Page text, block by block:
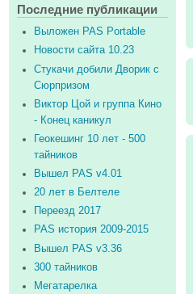
Последние публикации
Выложен PAS Portable
Новости сайта 10.23
Стукачи добили Дворик с
Сюрпризом
Виктор Цой и группа Кино
- Конец каникул
Геокешинг 10 лет - 500
тайников
Вышел PAS v4.01
20 лет в Белтеле
Переезд 2017
PAS история 2009-2015
Вышел PAS v3.36
300 тайников
Мегатарелка